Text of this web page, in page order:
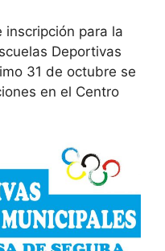
para la
Deportivas
31 de octubre se
en el Centro